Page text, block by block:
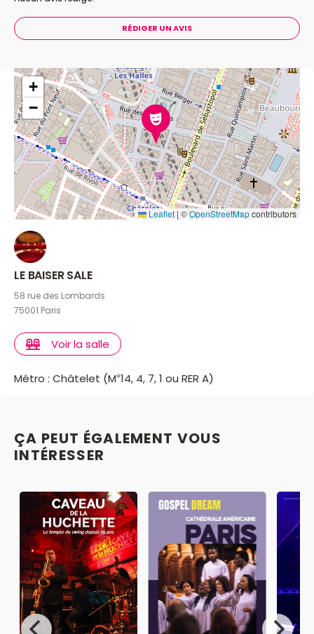
RÉDIGER UN AVIS
+
−
Leaflet|©OpenStreetMapcontributors
LE BAISER SALE
58 rue des Lombards
75001 Paris
Voir la salle
Métro : Châtelet (M°14, 4, 7, 1 ou RER A)
ÇA PEUT ÉGALEMENT VOUS
INTÉRESSER